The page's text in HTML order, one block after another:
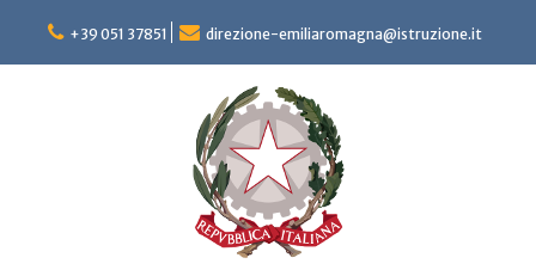
content
+39 051 37851 direzione-emiliaromagna@istruzione.it